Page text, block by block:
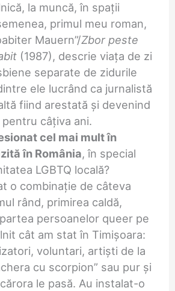
la muncă, în spații
primul meu roman,
Mauern”/Zbor peste
(1987), descrie viața de zi
separate de zidurile
ele lucrând ca jurnalistă
fiind arestată și devenind
câțiva ani.
cel mai mult în
în România, în special
LGBTQ locală?
o combinație de câteva
rând, primirea caldă,
persoanelor queer pe
cât am stat în Timișoara:
voluntari, artiști de la
cu scorpion” sau pur și
le pasă. Au instalat-o